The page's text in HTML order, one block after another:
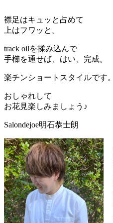
襟足はキュッと占めて
上はフワッと。
track oilを揉み込んで
手櫛を通せば、はい、完成。
楽チンショートスタイルです。
おしゃれして
お花見楽しみましょう♪
Salondejoe明石恭士朗